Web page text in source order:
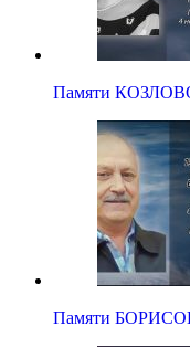
Памяти
Памяти